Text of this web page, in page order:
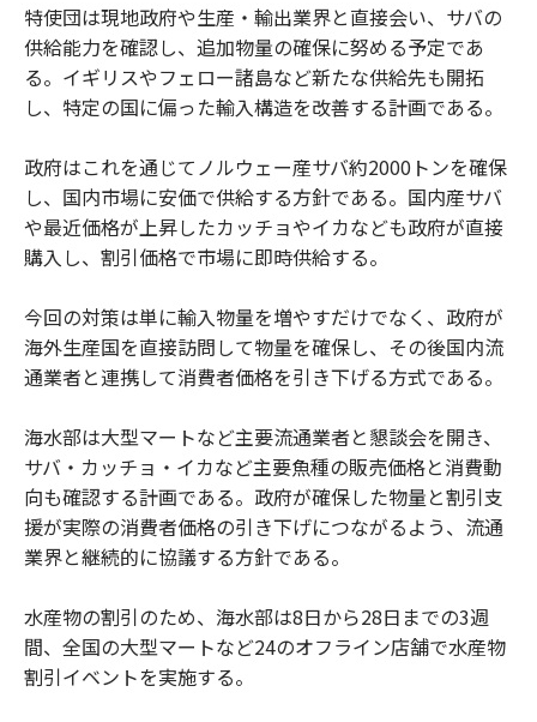
特使団は現地政府や生産・輸出業界と直接会い、サバの
供給能力を確認し、追加物量の確保に努める予定であ
る。イギリスやフェロー諸島など新たな供給先も開拓
し、特定の国に偏った輸入構造を改善する計画である。
政府はこれを通じてノルウェー産サバ約2000トンを確保
し、国内市場に安価で供給する方針である。国内産サバ
や最近価格が上昇したカッチョやイカなども政府が直接
購入し、割引価格で市場に即時供給する。
今回の対策は単に輸入物量を増やすだけでなく、政府が
海外生産国を直接訪問して物量を確保し、その後国内流
通業者と連携して消費者価格を引き下げる方式である。
海水部は大型マートなど主要流通業者と懇談会を開き、
サバ・カッチョ・イカなど主要魚種の販売価格と消費動
向も確認する計画である。政府が確保した物量と割引支
援が実際の消費者価格の引き下げにつながるよう、流通
業界と継続的に協議する方針である。
水産物の割引のため、海水部は8日から28日までの3週
間、全国の大型マートなど24のオフライン店舗で水産物
割引イベントを実施する。